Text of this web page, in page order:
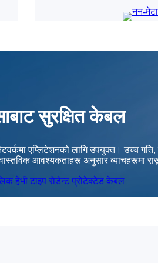
सुरक्षित केबल
एप्लिटेशनको लागि उपयुक्त। उच्च
आवश्यकताहरू अनुसार ब्याचहरूमा